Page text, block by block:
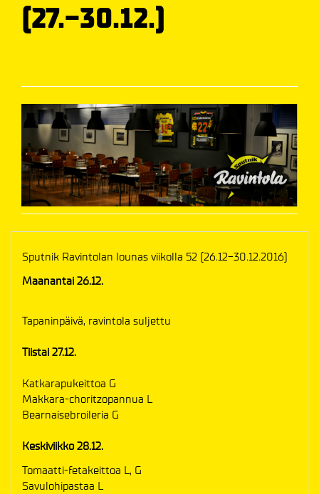
(27.-30.12.)
Sputnik Ravintolan lounas viikolla 52 (26.12-30.12.2016)
Maanantai 26.12.
Tapaninpäivä, ravintola suljettu
Tiistai 27.12.
Katkarapukeittoa G
Makkara-choritzopannua L
Bearnaisebroileria G
Keskiviikko 28.12.
Tomaatti-fetakeittoa L, G
Savulohipastaa L